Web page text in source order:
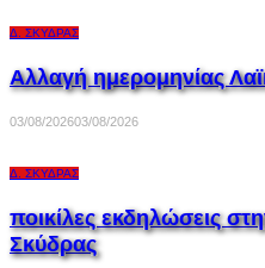
Δ. ΣΚΎΔΡΑΣ
Αλλαγή ημερομηνίας
03/08/202603/08/2026
Δ. ΣΚΎΔΡΑΣ
ποικίλες εκδηλώσεις
Σκύδρας